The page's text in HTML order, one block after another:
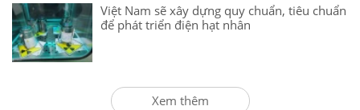
Việt Nam sẽ xây dựng quy chuẩn, tiêu chuẩn
để phát triển điện hạt nhân
Xem thêm